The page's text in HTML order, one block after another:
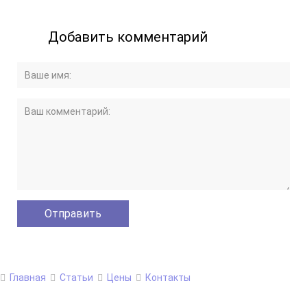
Добавить комментарий
Главная Статьи Цены Контакты